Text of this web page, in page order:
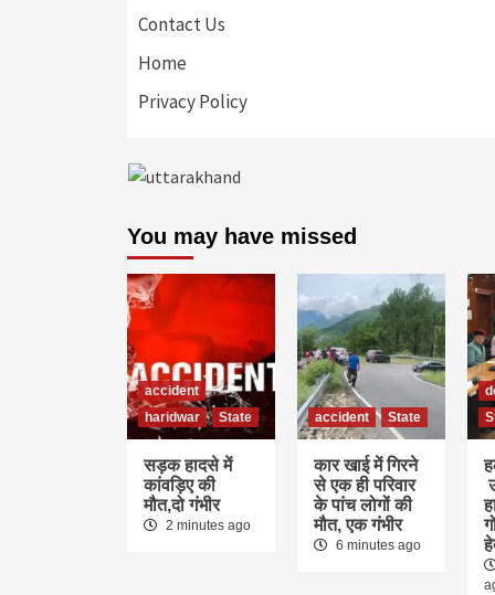
Contact Us
Home
Privacy Policy
You may have missed
accident
haridwar
State
सड़क हादसे में
कांवड़िए की
मौत,दो गंभीर
2 minutes ago
accident State
कार खाई में गिरने
से एक ही परिवार
के पांच लोगों की
मौत, एक गंभीर
6 minutes ago